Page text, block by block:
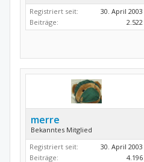
Registriert seit:
30. April 2003
Beiträge:
2.522
merre
Bekanntes Mitglied
Registriert seit:
30. April 2003
Beiträge:
4.196